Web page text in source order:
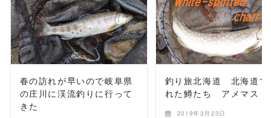
READ MORE
春の訪れが早いので岐阜県
の庄川に渓流釣りに行って
きた
READ MORE
釣り旅北海道 北海道で
れた鱒たち アメマス
2019年3月23日